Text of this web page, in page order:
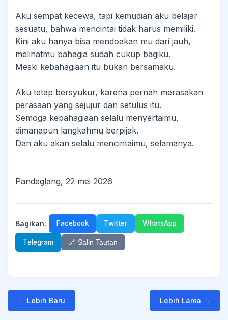
Aku sempat kecewa, tapi kemudian aku belajar
sesuatu, bahwa mencintai tidak harus memiliki.
Kini aku hanya bisa mendoakan mu dari jauh,
melihatmu bahagia sudah cukup bagiku.
Meski kebahagiaan itu bukan bersamaku.
Aku tetap bersyukur, karena pernah merasakan
perasaan yang sejujur dan setulus itu.
Semoga kebahagiaan selalu menyertaimu,
dimanapun langkahmu berpijak.
Dan aku akan selalu mencintaimu, selamanya.
Pandeglang, 22 mei 2026
Bagikan: Facebook Twitter WhatsApp
Telegram 🔗 Salin Tautan
← Lebih Baru Lebih Lama →